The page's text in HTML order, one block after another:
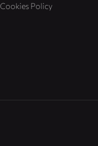
Cookies Policy